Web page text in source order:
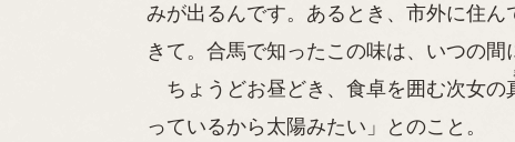
みが出るんです。あるとき、市外に住
きて。合馬で知ったこの味は、いつの
ちょうどお昼どき、食卓を囲む次女の
っているから太陽みたい」とのこと。